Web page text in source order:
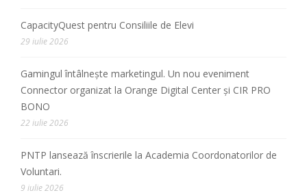
CapacityQuest pentru Consiliile de Elevi
29 iulie 2026
Gamingul întâlnește marketingul. Un nou eveniment
Connector organizat la Orange Digital Center și CIR PRO
BONO
22 iulie 2026
PNTP lansează înscrierile la Academia Coordonatorilor de
Voluntari.
9 iulie 2026